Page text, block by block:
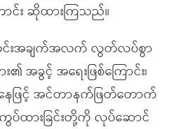
င်း ဆိုထားကြသည်။
သတင်းအချက်အလက် လွတ်လပ်စွာ
အခွင့် အရေးဖြစ်ကြောင်း၊
ဖြင့် အင်တာနက်ဖြတ်တောက်
ပ်ထားခြင်းတို့ကို လုပ်ဆောင်